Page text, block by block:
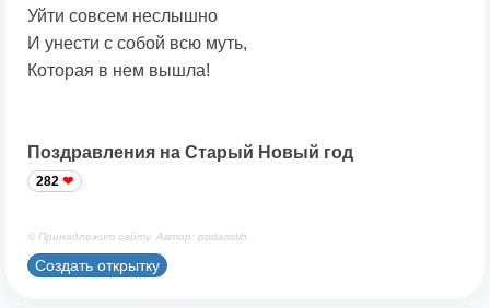
Уйти совсем неслышно
И унести с собой всю муть,
Которая в нем вышла!
Поздравления на Старый Новый год
282
© Принадлежит сайту. Автор: podaristih
Создать открытку